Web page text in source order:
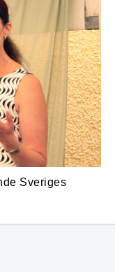
Sveriges